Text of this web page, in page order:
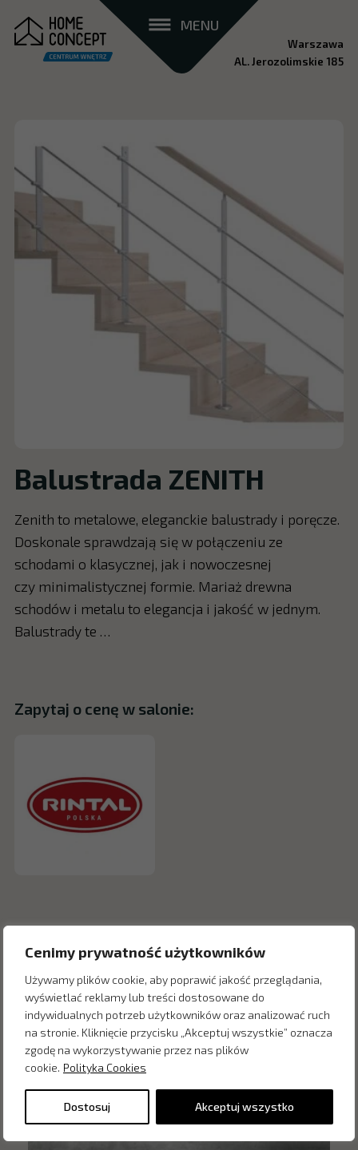
Cenimy prywatność użytkowników
Używamy plików cookie, aby poprawić jakość przeglądania,
wyświetlać reklamy lub treści dostosowane do
indywidualnych potrzeb użytkowników oraz analizować ruch
na stronie. Kliknięcie przycisku „Akceptuj wszystkie” oznacza
zgodę na wykorzystywanie przez nas plików
cookie. Polityka Cookies
Dostosuj Akceptuj wszystko
MENU
Warszawa
AL. Jerozolimskie 185
Balustrada ZENITH
Zenith to metalowe, eleganckie balustrady i poręcze.
Doskonale sprawdzają się w połączeniu ze
schodami o klasycznej, jak i nowoczesnej
czy minimalistycznej formie. Mariaż drewna
schodów i metalu to elegancja i jakość w jednym.
Balustrady te …
Zapytaj o cenę w salonie:
Inne produkty z kategorii